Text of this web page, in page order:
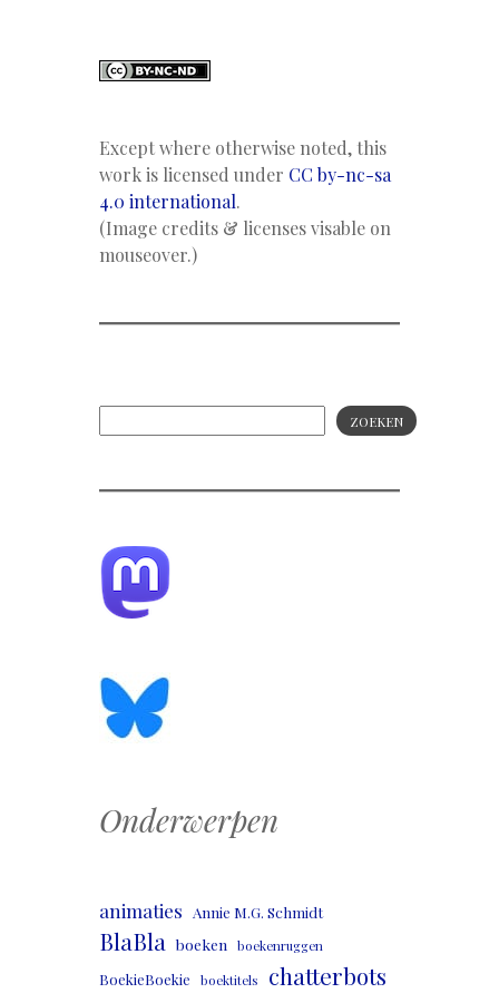
Except where otherwise noted, this
work is licensed under CC by-nc-sa
4.0 international.
(Image credits & licenses visable on
mouseover.)
ZOEKEN
Onderwerpen
animaties Annie M.G. Schmidt
BlaBla boeken boekenruggen
BoekieBoekie boektitels chatterbots